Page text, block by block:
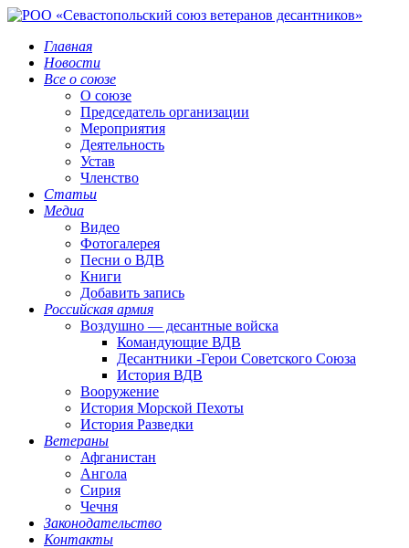
Главная
Новости
Все о союзе
О союзе
Председатель организации
Мероприятия
Деятельность
Устав
Членство
Статьи
Медиа
Видео
Фотогалерея
Песни о ВДВ
Книги
Добавить запись
Российская армия
Воздушно — десантные войска
Командующие ВДВ
Десантники -Герои Советского Союза
История ВДВ
Вооружение
История Морской Пехоты
История Разведки
Ветераны
Афганистан
Ангола
Сирия
Чечня
Законодательство
Контакты